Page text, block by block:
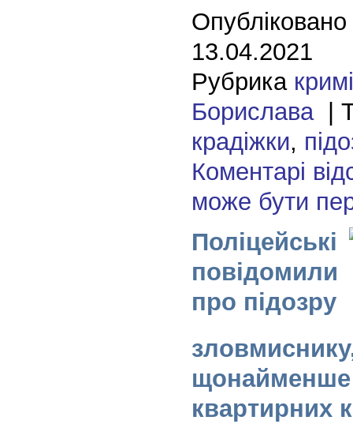
13.04.2021
Рубрика
Борислава|
крадіжки,
Коментарі
може бути
Поліцейські
повідомили
про підозру
щонайменше
квартирних